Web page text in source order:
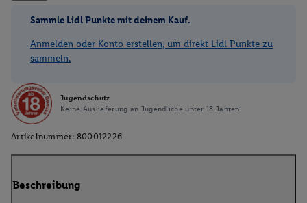
Sammle Lidl Punkte mit deinem Kauf.
Anmelden oder Konto erstellen, um direkt Lidl Punkte zu
sammeln.
Jugendschutz
Keine Auslieferung an Jugendliche unter 18 Jahren!
Artikelnummer: 800012226
Beschreibung